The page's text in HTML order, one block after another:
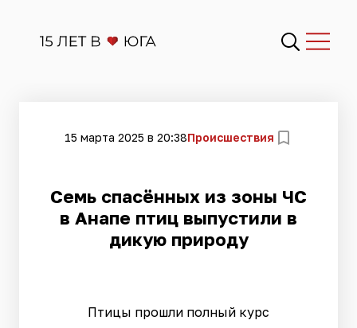
15 марта 2025 в 20:38Происшествия
Семь спасённых из зоны ЧС
в Анапе птиц выпустили в
дикую природу
Птицы прошли полный курс